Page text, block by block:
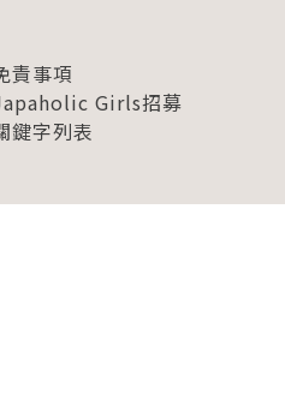
責事項
Girls招募
鍵字列表